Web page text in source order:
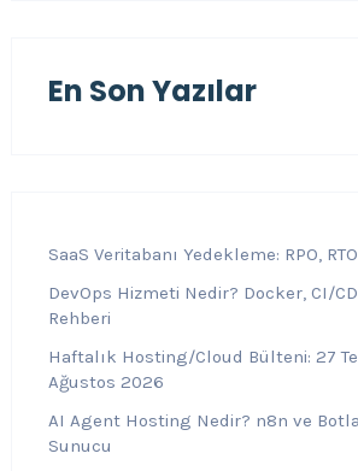
En Son Yazılar
SaaS Veritabanı Yedekleme: RPO,
DevOps Hizmeti Nedir? Docker, CI/
Rehberi
Haftalık Hosting/Cloud Bülteni: 27
Ağustos 2026
AI Agent Hosting Nedir? n8n ve
Sunucu